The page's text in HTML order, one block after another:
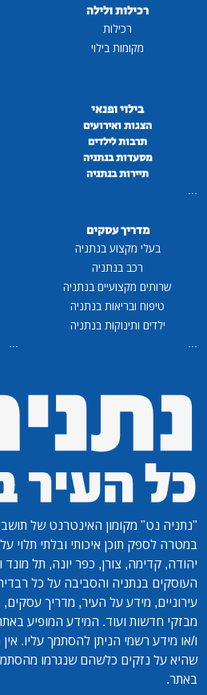
רכילות ולילה
רכילות
מקומות בילוי
בילוי ופנאי
הצגות ואירועים
תרבות לילדים
מסעדות בנתניה
תיירות בנתניה
...
מדריך עסקים
בעלי מקצוע בנתניה
רכב בנתניה
שרותים מקצועיים בנתניה
טיפוח ובריאות בנתניה
ילדים ותינוקות בנתניה
...
...
"נתניה נט" מקומון האינטרנט של
במטרה לספק תוכן איכותי ובלתי תלוי
יהודה, קדימה, צורן, כפר יונה, תל מונד
העוסקים בנתניה והסביבה על כל
עירוניים, מידע על העיר, מדריך
מבזקי חדשות ועוד. המידע המופיע
ו/או מידע רשמי הניתן להסתמך עליו.
שהיא על נזקים כלשהם שנגרמו
באתר.